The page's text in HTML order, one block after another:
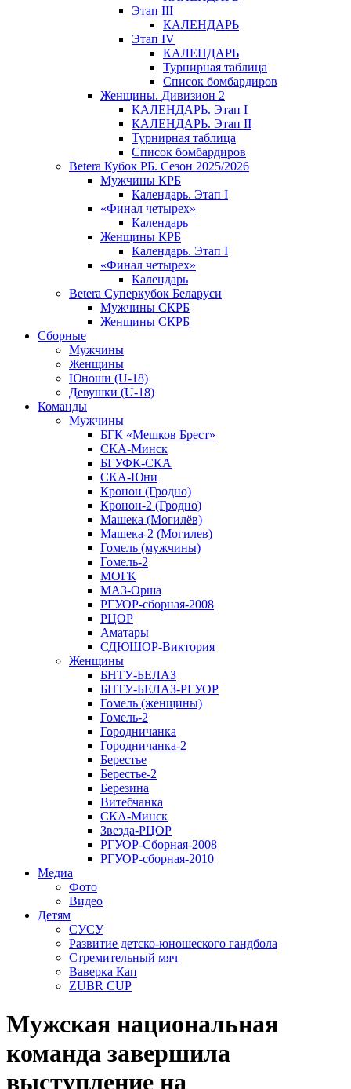
Этап III
КАЛЕНДАРЬ
Этап IV
КАЛЕНДАРЬ
Турнирная таблица
Список бомбардиров
Женщины. Дивизион 2
КАЛЕНДАРЬ. Этап I
КАЛЕНДАРЬ. Этап II
Турнирная таблица
Список бомбардиров
Betera Кубок РБ. Сезон 2025/2026
Мужчины КРБ
Календарь. Этап I
«Финал четырех»
Календарь
Женщины КРБ
Календарь. Этап I
«Финал четырех»
Календарь
Betera Суперкубок Беларуси
Мужчины СКРБ
Женщины СКРБ
Сборные
Мужчины
Женщины
Юноши (U-18)
Девушки (U-18)
Команды
Мужчины
БГК «Мешков Брест»
СКА-Минск
БГУФК-СКА
СКА-Юни
Кронон (Гродно)
Кронон-2 (Гродно)
Машека (Могилёв)
Машека-2 (Могилев)
Гомель (мужчины)
Гомель-2
МОГК
МАЗ-Орша
РГУОР-сборная-2008
РЦОР
Аматары
СДЮШОР-Виктория
Женщины
БНТУ-БЕЛАЗ
БНТУ-БЕЛАЗ-РГУОР
Гомель (женщины)
Гомель-2
Городничанка
Городничанка-2
Берестье
Берестье-2
Березина
Витебчанка
СКА-Минск
Звезда-РЦОР
РГУОР-Сборная-2008
РГУОР-сборная-2010
Медиа
Фото
Видео
Детям
СУСУ
Развитие детско-юношеского гандбола
Стремительный мяч
Ваверка Кап
ZUBR CUP
Мужская национальная
команда завершила
выступление на